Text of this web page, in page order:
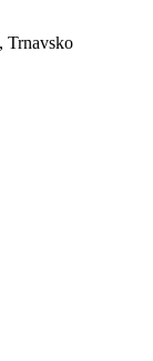
Trnavsko